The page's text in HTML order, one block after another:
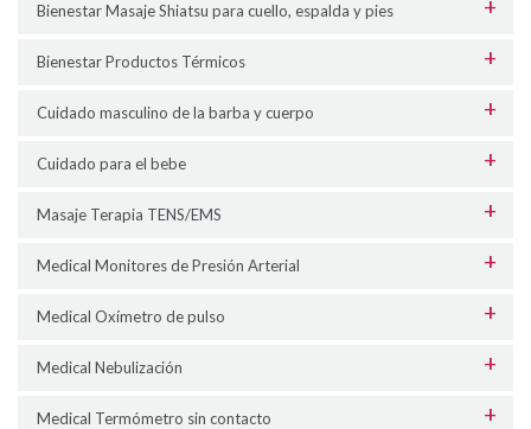
Bienestar Masaje Shiatsu para cuello, espalda y pies
Bienestar Productos Térmicos
Cuidado masculino de la barba y cuerpo
Cuidado para el bebe
Masaje Terapia TENS/EMS
Medical Monitores de Presión Arterial
Medical Oxímetro de pulso
Medical Nebulización
Medical Termómetro sin contacto